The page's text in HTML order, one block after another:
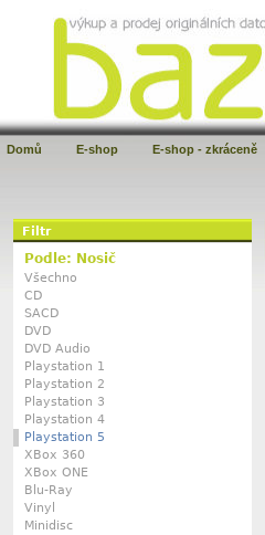
Domů E-shop E-shop - zkráceně
Filtr
Podle: Nosič
Všechno
CD
SACD
DVD
DVD Audio
Playstation 1
Playstation 2
Playstation 3
Playstation 4
Playstation 5
XBox 360
XBox ONE
Blu-Ray
Vinyl
Minidisc